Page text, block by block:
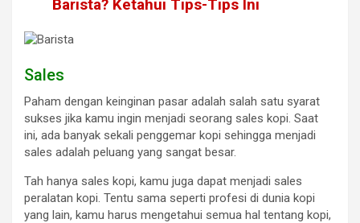
Barista? Ketahui Tips-Tips Ini
Sales
Paham dengan keinginan pasar adalah salah satu syarat
sukses jika kamu ingin menjadi seorang sales kopi. Saat
ini, ada banyak sekali penggemar kopi sehingga menjadi
sales adalah peluang yang sangat besar.
Tah hanya sales kopi, kamu juga dapat menjadi sales
peralatan kopi. Tentu sama seperti profesi di dunia kopi
yang lain, kamu harus mengetahui semua hal tentang kopi,